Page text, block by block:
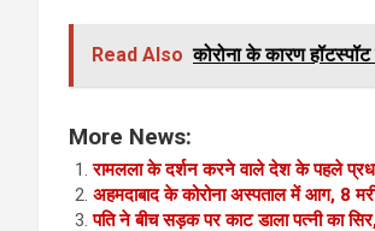
Read Also कोरोना के कारण
More News:
रामलला के दर्शन करने वाले देश के पहले
अहमदाबाद के कोरोना अस्पताल में आग, 8
पति ने बीच सड़क पर काट डाला पत्नी का